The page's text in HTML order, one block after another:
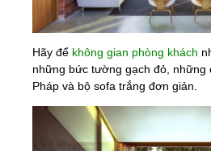
Hãy để không gian phòng khách
những bức tường gạch đỏ, những
Pháp và bộ sofa trắng đơn giản.